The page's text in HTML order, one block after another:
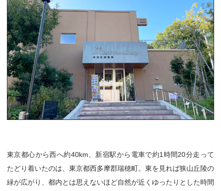
東京都心から西へ約40km、新宿駅から電車で約1時間20分走って
たどり着いたのは、東京都西多摩郡瑞穂町。東を見れば狭山丘陵の
緑が広がり、都内とは思えないほど自然が近くゆったりとした時間